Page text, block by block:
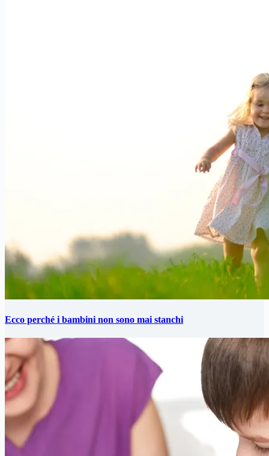
Ecco perché i bambini non sono mai stanchi